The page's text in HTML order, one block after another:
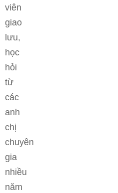
viên
giao
lưu,
học
hỏi
từ
các
anh
chị
chuyên
gia
nhiều
năm